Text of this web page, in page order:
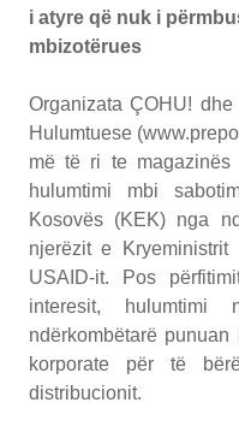
i atyre që nuk i
mbizotërues
Organizata ÇOHU!
Hulumtuese
më të ri te
hulumtimi mbi
Kosovës (KEK) nga
njerëzit e
USAID-it. Pos
interesit, hulumtimi
ndërkombëtarë
korporate për të
distribucionit.